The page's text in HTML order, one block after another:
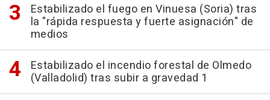
Estabilizado el fuego en Vinuesa (Soria) tras
la "rápida respuesta y fuerte asignación" de
medios
Estabilizado el incendio forestal de Olmedo
(Valladolid) tras subir a gravedad 1